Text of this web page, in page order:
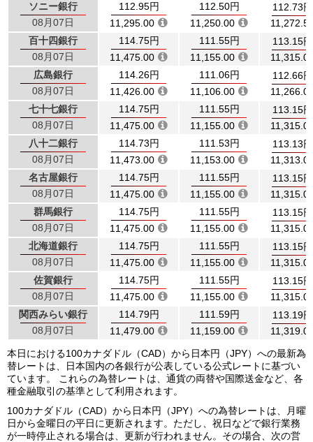
ソニー銀行
08月07日
112.95円
11,295.00
112.50円
11,250.00
112.73円
百十四銀行
08月07日
114.75円
11,475.00
111.55円
11,155.00
113.15円
広島銀行
08月07日
114.26円
11,426.00
111.06円
11,106.00
112.66円
七十七銀行
08月07日
114.75円
11,475.00
111.55円
11,155.00
113.15円
八十二銀行
08月07日
114.73円
11,473.00
111.53円
11,153.00
113.13円
名古屋銀行
08月07日
114.75円
11,475.00
111.55円
11,155.00
113.15円
群馬銀行
08月07日
114.75円
11,475.00
111.55円
11,155.00
113.15円
北海道銀行
08月07日
114.75円
11,475.00
111.55円
11,155.00
113.15円
佐賀銀行
08月07日
114.75円
11,475.00
111.55円
11,155.00
113.15円
関西みらい銀行
08月07日
114.79円
11,479.00
111.59円
11,159.00
113.19円
本日における100カナダドル（CAD）から日本円（JPY）への最新為
替レートは、日本国内の各銀行が公表している公式レートに基づい
ています。 これらの為替レートは、通貨の両替や国際送金など、各
種金融取引の基準として利用されます。
100カナダドル（CAD）から日本円（JPY）への為替レートは、月曜
日から金曜日の平日に更新されます。ただし、祝日などで銀行業務
が一時停止される場合は、更新が行われません。その場合、次の営